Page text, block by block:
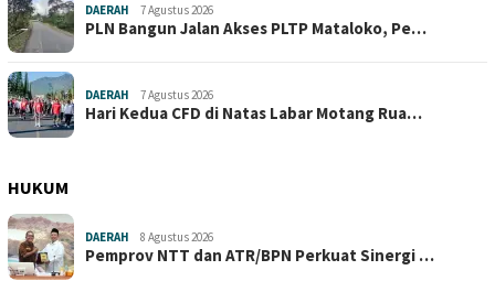
DAERAH 7 Agustus 2026
PLN Bangun Jalan Akses PLTP Mataloko, Pe…
DAERAH 7 Agustus 2026
Hari Kedua CFD di Natas Labar Motang Rua…
HUKUM
DAERAH 8 Agustus 2026
Pemprov NTT dan ATR/BPN Perkuat Sinergi …